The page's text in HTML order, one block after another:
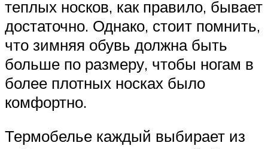
теплых носков, как правило, бывает
достаточно. Однако, стоит помнить,
что зимняя обувь должна быть
больше по размеру, чтобы ногам в
более плотных носках было
комфортно.
Термобелье каждый выбирает из